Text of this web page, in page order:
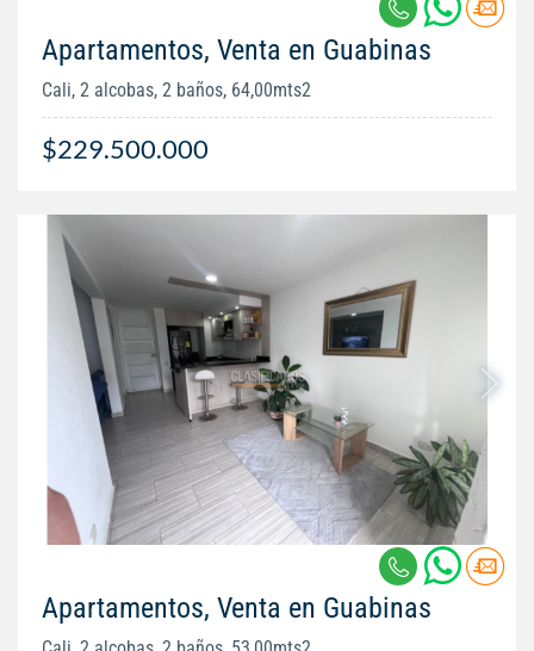
Apartamentos, Venta en Guabinas
Cali, 2 alcobas, 2 baños, 64,00mts2
$229.500.000
Apartamentos, Venta en Guabinas